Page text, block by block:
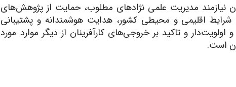
نیازمند مدیریت علمی نژادهای مطلوب، حمایت از پژوهش‌های
شرایط اقلیمی و محیطی کشور، هدایت هوشمندانه و پشتیبانی
اولویت‌دار و تاکید بر خروجی‌های کارآفرینان از دیگر موارد مورد
است.